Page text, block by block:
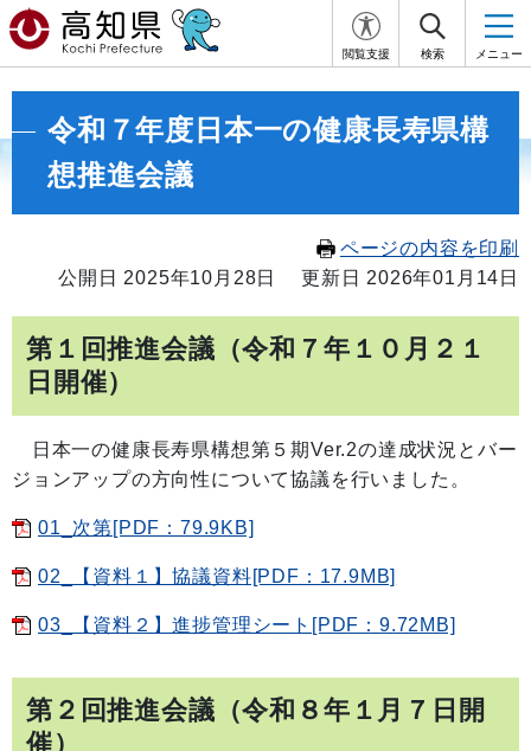
閲覧支援 検索 メニュー
令和７年度日本一の健康長寿県構
想推進会議
ページの内容を印刷
公開日 2025年10月28日
更新日 2026年01月14日
第１回推進会議（令和７年１０月２１
日開催）
日本一の健康長寿県構想第５期Ver.2の達成状況とバー
ジョンアップの方向性について協議を行いました。
01_次第[PDF：79.9KB]
02_【資料１】協議資料[PDF：17.9MB]
03_【資料２】進捗管理シート[PDF：9.72MB]
第２回推進会議（令和８年１月７日開
催）